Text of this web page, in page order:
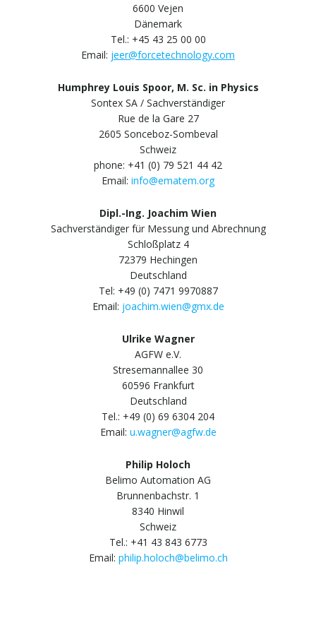
6600 Vejen
Dänemark
Tel.: +45 43 25 00 00
Email: jeer@forcetechnology.com
Humphrey Louis Spoor, M. Sc. in Physics
Sontex SA / Sachverständiger
Rue de la Gare 27
2605 Sonceboz-Sombeval
Schweiz
phone: +41 (0) 79 521 44 42
Email: info@ematem.org
Dipl.-Ing. Joachim Wien
Sachverständiger für Messung und Abrechnung
Schloßplatz 4
72379 Hechingen
Deutschland
Tel: +49 (0) 7471 9970887
Email: joachim.wien@gmx.de
Ulrike Wagner
AGFW e.V.
Stresemannallee 30
60596 Frankfurt
Deutschland
Tel.: +49 (0) 69 6304 204
Email: u.wagner@agfw.de
Philip Holoch
Belimo Automation AG
Brunnenbachstr. 1
8340 Hinwil
Schweiz
Tel.: +41 43 843 6773
Email: philip.holoch@belimo.ch